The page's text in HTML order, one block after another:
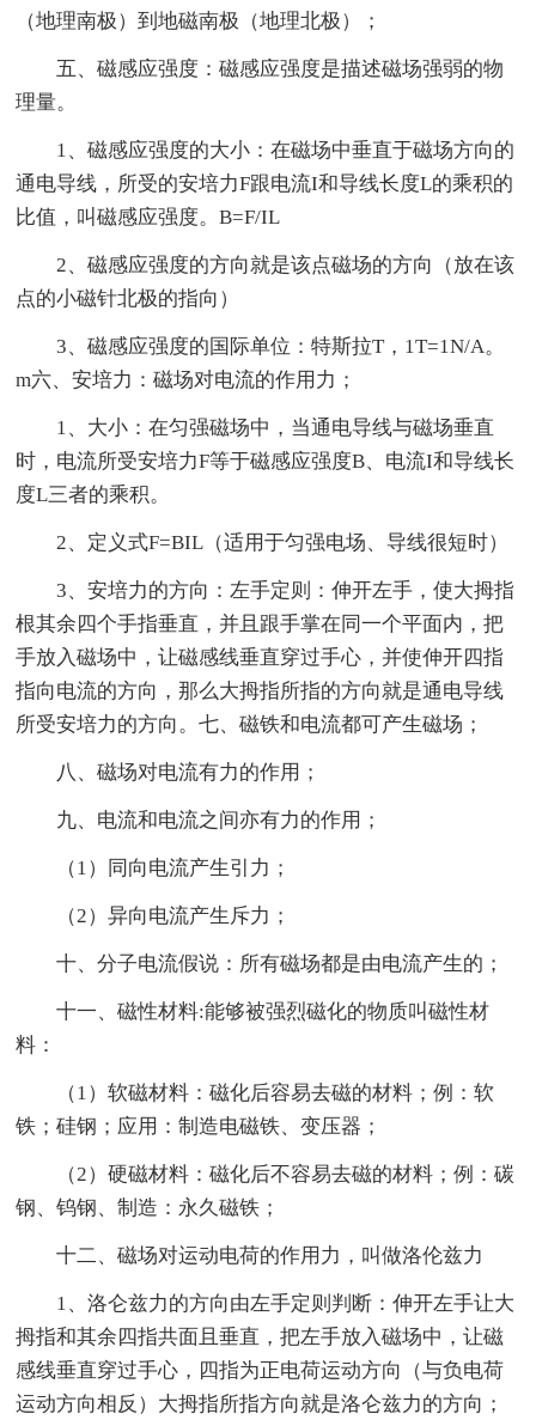
（地理南极）到地磁南极（地理北极）；
五、磁感应强度：磁感应强度是描述磁场强弱的物
理量。
1、磁感应强度的大小：在磁场中垂直于磁场方向的
通电导线，所受的安培力F跟电流I和导线长度L的乘积的
比值，叫磁感应强度。B=F/IL
2、磁感应强度的方向就是该点磁场的方向（放在该
点的小磁针北极的指向）
3、磁感应强度的国际单位：特斯拉T，1T=1N/A。
m六、安培力：磁场对电流的作用力；
1、大小：在匀强磁场中，当通电导线与磁场垂直
时，电流所受安培力F等于磁感应强度B、电流I和导线长
度L三者的乘积。
2、定义式F=BIL（适用于匀强电场、导线很短时）
3、安培力的方向：左手定则：伸开左手，使大拇指
根其余四个手指垂直，并且跟手掌在同一个平面内，把
手放入磁场中，让磁感线垂直穿过手心，并使伸开四指
指向电流的方向，那么大拇指所指的方向就是通电导线
所受安培力的方向。七、磁铁和电流都可产生磁场；
八、磁场对电流有力的作用；
九、电流和电流之间亦有力的作用；
（1）同向电流产生引力；
（2）异向电流产生斥力；
十、分子电流假说：所有磁场都是由电流产生的；
十一、磁性材料:能够被强烈磁化的物质叫磁性材
料：
（1）软磁材料：磁化后容易去磁的材料；例：软
铁；硅钢；应用：制造电磁铁、变压器；
（2）硬磁材料：磁化后不容易去磁的材料；例：碳
钢、钨钢、制造：永久磁铁；
十二、磁场对运动电荷的作用力，叫做洛伦兹力
1、洛仑兹力的方向由左手定则判断：伸开左手让大
拇指和其余四指共面且垂直，把左手放入磁场中，让磁
感线垂直穿过手心，四指为正电荷运动方向（与负电荷
运动方向相反）大拇指所指方向就是洛仑兹力的方向；